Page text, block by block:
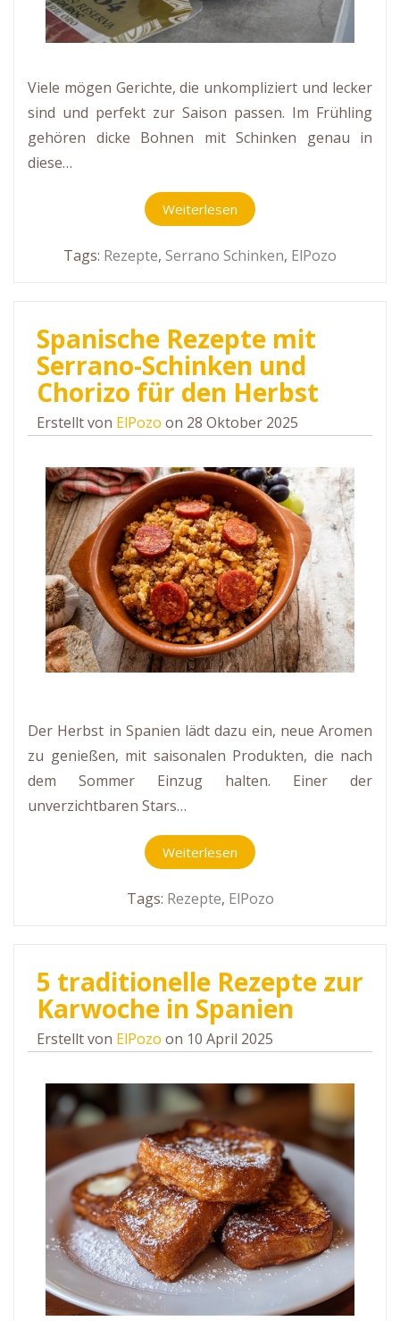
Viele mögen Gerichte, die unkompliziert und lecker
sind und perfekt zur Saison passen. Im Frühling
gehören dicke Bohnen mit Schinken genau in
diese…
Weiterlesen
Tags: Rezepte, Serrano Schinken, ElPozo
Spanische Rezepte mit
Serrano-Schinken und
Chorizo für den Herbst
Erstellt von ElPozo on 28 Oktober 2025
Der Herbst in Spanien lädt dazu ein, neue Aromen
zu genießen, mit saisonalen Produkten, die nach
dem Sommer Einzug halten. Einer der
unverzichtbaren Stars…
Weiterlesen
Tags: Rezepte, ElPozo
5 traditionelle Rezepte zur
Karwoche in Spanien
Erstellt von ElPozo on 10 April 2025